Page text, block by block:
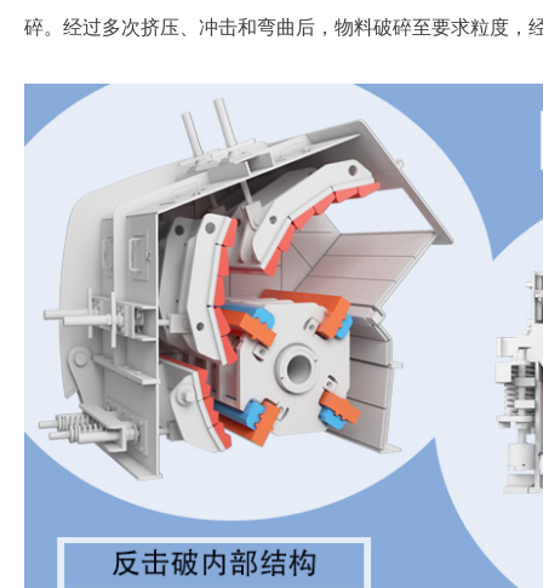
碎。经过多次挤压、冲击和弯曲后，物料破碎至要求粒度，